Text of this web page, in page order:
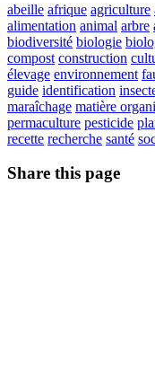
abeille afrique agriculture
alimentation animal arbre
biodiversité biologie
compost construction
élevage environnement
guide identification
maraîchage matière
permaculture pesticide
recette recherche santé
Share this page